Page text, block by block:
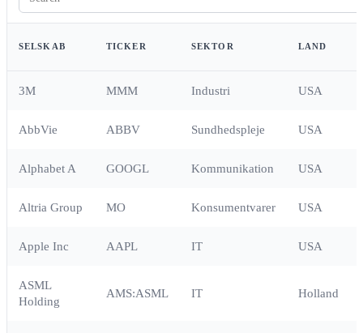
SELSKAB TICKER SEKTOR LAND
3M MMM Industri USA
AbbVie ABBV Sundhedspleje USA
Alphabet A GOOGL Kommunikation USA
Altria Group MO Konsumentvarer USA
Apple Inc AAPL IT USA
ASML
Holding
AMS:ASML IT Holland